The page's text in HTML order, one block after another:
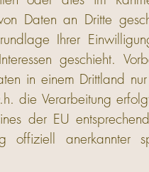
Daten an Dritte
Ihrer
geschieht.
in einem Drittland
die Verarbeitung
der EU
offiziell anerkannter